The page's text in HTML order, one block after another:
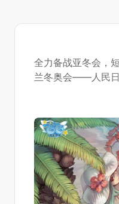
全力备战亚冬会，
兰冬奥会——人民